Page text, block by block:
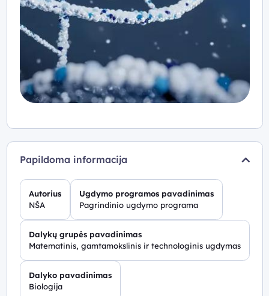
Papildoma informacija
Autorius
NŠA
Ugdymo programos pavadinimas
Pagrindinio ugdymo programa
Dalykų grupės pavadinimas
Matematinis, gamtamokslinis ir technologinis ugdymas
Dalyko pavadinimas
Biologija